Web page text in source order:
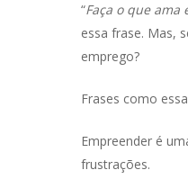
Hit enter to
“Faça o que
essa frase. Mas,
emprego?
Frases como
Empreender é
frustrações.